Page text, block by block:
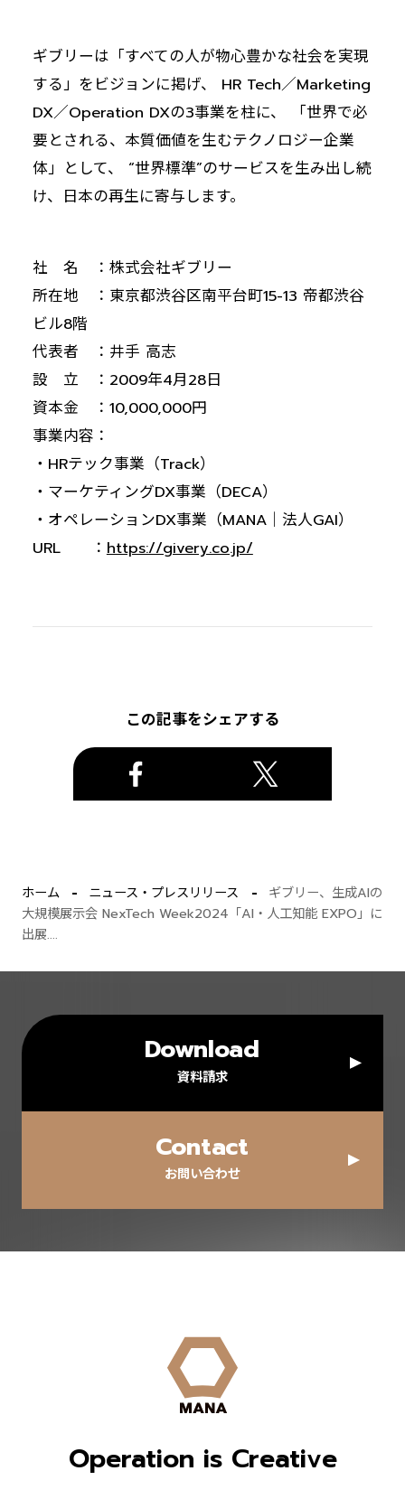
ギブリーは「すべての人が物心豊かな社会を実現
する」をビジョンに掲げ、 HR Tech／Marketing
DX／Operation DXの3事業を柱に、 「世界で必
要とされる、本質価値を生むテクノロジー企業
体」として、 “世界標準”のサービスを生み出し続
け、日本の再生に寄与します。
社 名 ：株式会社ギブリー
所在地 ：東京都渋谷区南平台町15-13 帝都渋谷
ビル8階
代表者 ：井手 高志
設 立 ：2009年4月28日
資本金 ：10,000,000円
事業内容：
・HRテック事業（Track）
・マーケティングDX事業（DECA）
・オペレーションDX事業（MANA｜法人GAI）
URL ： https://givery.co.jp/
この記事をシェアする
ホーム ニュース・プレスリリース
ギブリー、生成AIの
大規模展示会 NexTech Week2024「AI・人工知能 EXPO」に
出展....
Download
資料請求
Contact
お問い合わせ
Operation is Creative